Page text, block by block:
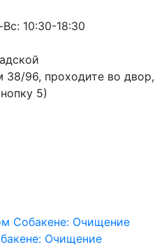
10:30-18:30
38/96, проходите во двор,
5)
Очищение